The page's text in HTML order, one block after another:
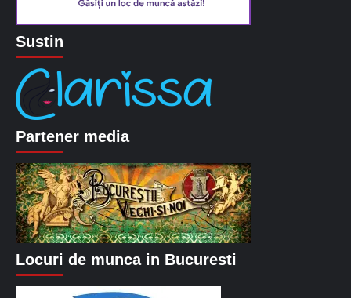
Sustin
Partener media
Locuri de munca in Bucuresti